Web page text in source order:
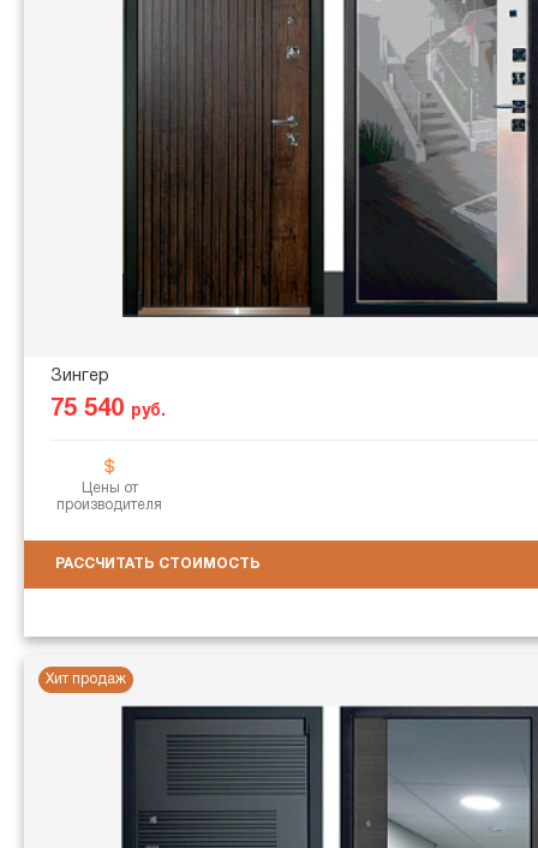
Зингер
75 540 руб.
Цены от
производителя
РАССЧИТАТЬ СТОИМОСТЬ
Хит продаж